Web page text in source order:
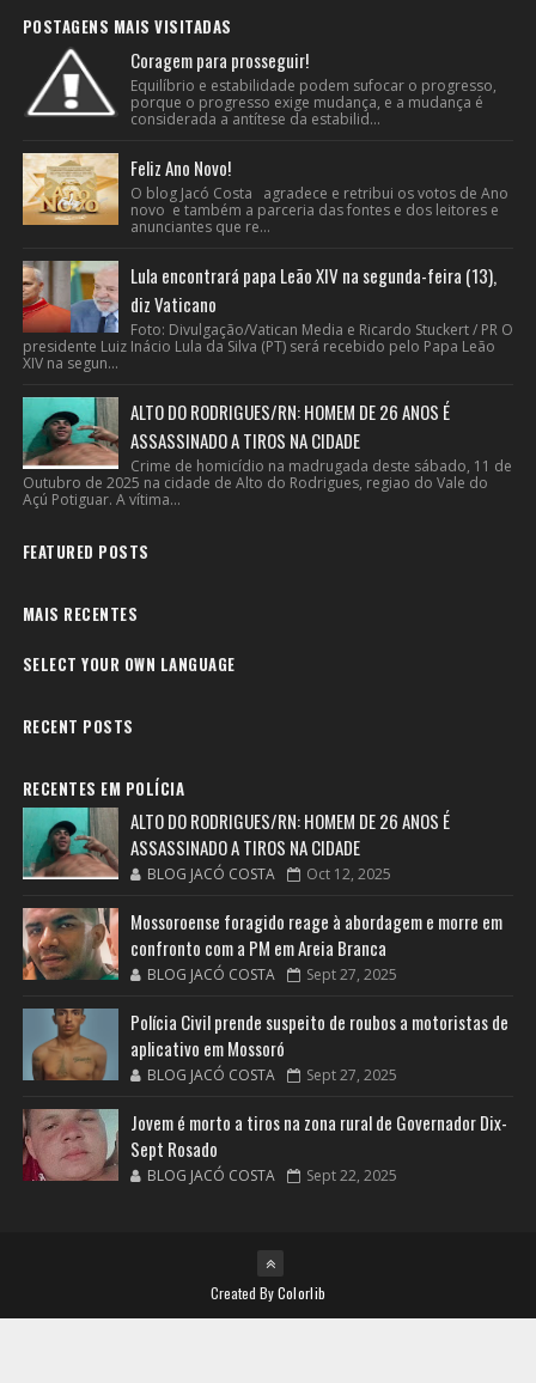
POSTAGENS MAIS VISITADAS
Coragem para prosseguir!
Equilíbrio e estabilidade podem sufocar o progresso,
porque o progresso exige mudança, e a mudança é
considerada a antítese da estabilid...
Feliz Ano Novo!
O blog Jacó Costa agradece e retribui os votos de Ano
novo e também a parceria das fontes e dos leitores e
anunciantes que re...
Lula encontrará papa Leão XIV na segunda-feira (13),
diz Vaticano
Foto: Divulgação/Vatican Media e Ricardo Stuckert / PR O
presidente Luiz Inácio Lula da Silva (PT) será recebido pelo Papa Leão
XIV na segun...
ALTO DO RODRIGUES/RN: HOMEM DE 26 ANOS É
ASSASSINADO A TIROS NA CIDADE
Crime de homicídio na madrugada deste sábado, 11 de
Outubro de 2025 na cidade de Alto do Rodrigues, regiao do Vale do
Açú Potiguar. A vítima...
FEATURED POSTS
MAIS RECENTES
SELECT YOUR OWN LANGUAGE
RECENT POSTS
RECENTES EM POLÍCIA
ALTO DO RODRIGUES/RN: HOMEM DE 26 ANOS É
ASSASSINADO A TIROS NA CIDADE
BLOG JACÓ COSTA Oct 12, 2025
Mossoroense foragido reage à abordagem e morre em
confronto com a PM em Areia Branca
BLOG JACÓ COSTA Sept 27, 2025
Polícia Civil prende suspeito de roubos a motoristas de
aplicativo em Mossoró
BLOG JACÓ COSTA Sept 27, 2025
Jovem é morto a tiros na zona rural de Governador Dix-
Sept Rosado
BLOG JACÓ COSTA Sept 22, 2025
Created ByColorlib